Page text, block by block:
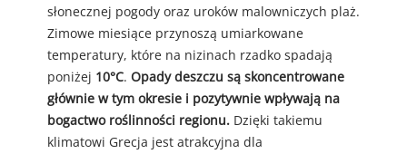
słonecznej pogody oraz uroków malowniczych plaż.
Zimowe miesiące przynoszą umiarkowane
temperatury, które na nizinach rzadko spadają
poniżej 10°C. Opady deszczu są skoncentrowane
głównie w tym okresie i pozytywnie wpływają na
bogactwo roślinności regionu. Dzięki takiemu
klimatowi Grecja jest atrakcyjna dla